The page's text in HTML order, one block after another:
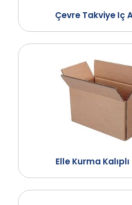
Çevre Takviye Iç
Elle Kurma